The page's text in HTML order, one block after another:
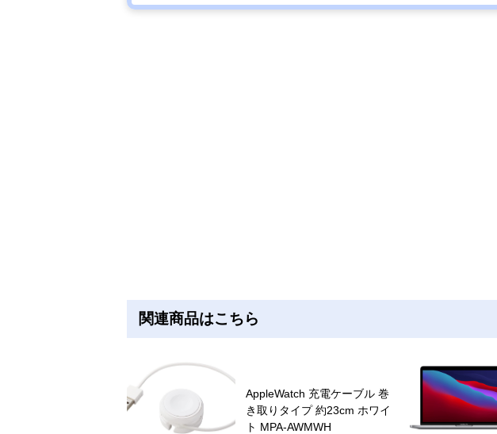
関連商品はこちら
AppleWatch 充電ケーブル 巻
き取りタイプ 約23cm ホワイ
ト MPA-AWMWH